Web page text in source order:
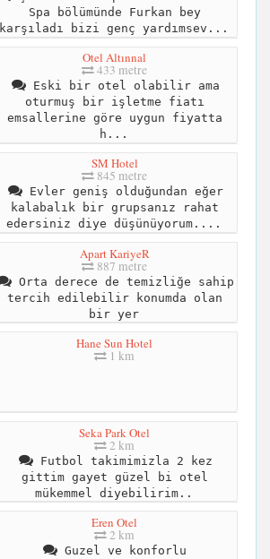
Spa bölümünde Furkan bey
karşıladı bizi genç yardımsev...
Otel Altınnal
433 metre
Eski bir otel olabilir ama
oturmuş bir işletme fiatı
emsallerine göre uygun fiyatta
h...
SM Hotel
845 metre
Evler geniş olduğundan eğer
kalabalık bir grupsanız rahat
edersiniz diye düşünüyorum....
Apart KariyeR
887 metre
Orta derece de temizliğe sahip
tercih edilebilir konumda olan
bir yer
Hane Sun Hotel
1 km
Seka Park Otel
2 km
Futbol takimimizla 2 kez
gittim gayet güzel bi otel
mükemmel diyebilirim..
Eren Otel
2 km
Guzel ve konforlu